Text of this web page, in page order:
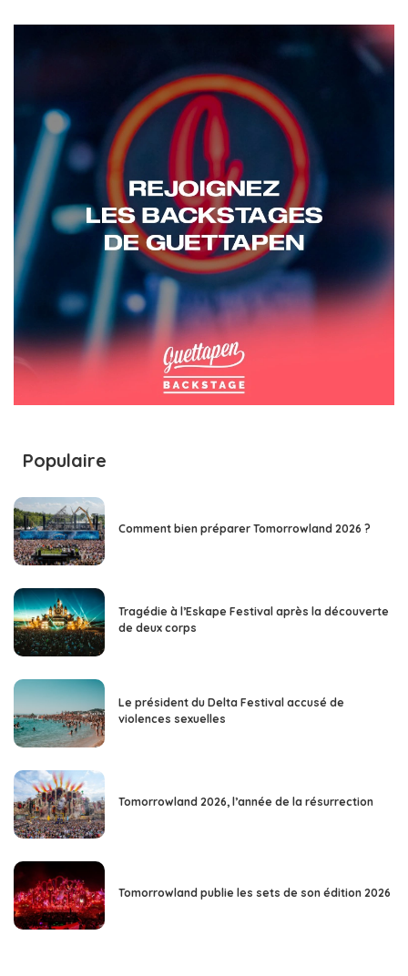
Populaire
Comment bien préparer Tomorrowland 2026 ?
Tragédie à l’Eskape Festival après la découverte
de deux corps
Le président du Delta Festival accusé de
violences sexuelles
Tomorrowland 2026, l’année de la résurrection
Tomorrowland publie les sets de son édition 2026